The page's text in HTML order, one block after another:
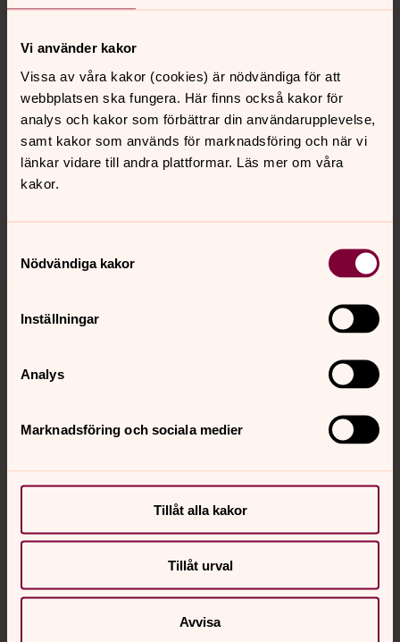
Vi använder kakor
Vissa av våra kakor (cookies) är nödvändiga för att
webbplatsen ska fungera. Här finns också kakor för
analys och kakor som förbättrar din användarupplevelse,
samt kakor som används för marknadsföring och när vi
länkar vidare till andra plattformar. Läs mer om våra
kakor.
Nödvändiga kakor
Inställningar
Analys
Marknadsföring och sociala medier
Tillåt alla kakor
Tillåt urval
Avvisa
Kalender
Hitta snabbt
Sociala kanaler
Jourhavande präst
Akut samtals- och krisstöd. Prata eller chatta anonymt
med en präst på kvällar och nätter.
Chatt
Telefon 112